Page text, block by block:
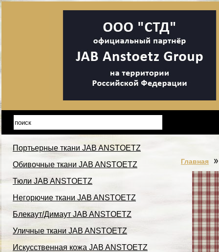
Портьерные ткани JAB ANSTOETZ
Обивочные ткани JAB ANSTOETZ
Тюли JAB ANSTOETZ
Негорючие ткани JAB ANSTOETZ
Блекаут/Димаут JAB ANSTOETZ
Уличные ткани JAB ANSTOETZ
Искусственная кожа JAB ANSTOETZ
Главная